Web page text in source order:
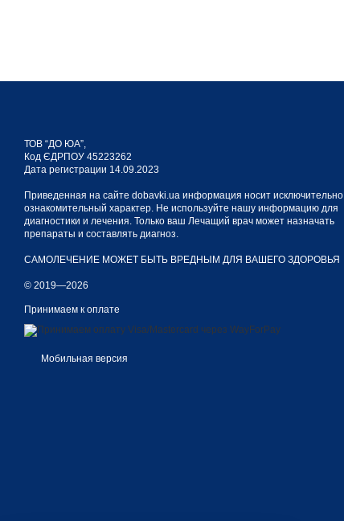
ТОВ “ДО ЮА”,
Код ЄДРПОУ 45223262
Дата регистрации 14.09.2023
Приведенная на сайте dobavki.ua информация носит исключительно
ознакомительный характер. Не используйте нашу информацию для
диагностики и лечения. Только ваш Лечащий врач может назначать
препараты и составлять диагноз.
САМОЛЕЧЕНИЕ МОЖЕТ БЫТЬ ВРЕДНЫМ ДЛЯ ВАШЕГО ЗДОРОВЬЯ
© 2019—2026
Принимаем к оплате
Мобильная версия